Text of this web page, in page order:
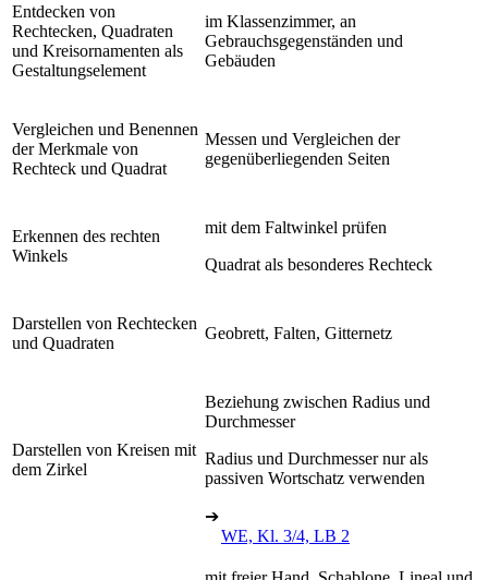
Entdecken von
Rechtecken, Quadraten
und Kreisornamenten als
Gestaltungselement
im Klassenzimmer, an
Gebrauchsgegenständen und
Gebäuden
Vergleichen und Benennen
der Merkmale von
Rechteck und Quadrat
Messen und Vergleichen der
gegenüberliegenden Seiten
Erkennen des rechten
Winkels
mit dem Faltwinkel prüfen
Quadrat als besonderes Rechteck
Darstellen von Rechtecken
und Quadraten
Geobrett, Falten, Gitternetz
Darstellen von Kreisen mit
dem Zirkel
Beziehung zwischen Radius und
Durchmesser
Radius und Durchmesser nur als
passiven Wortschatz verwenden
➔
WE, Kl. 3/4, LB 2